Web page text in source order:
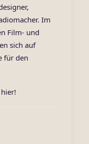
Im
Film- und
sich auf
für den
hier!